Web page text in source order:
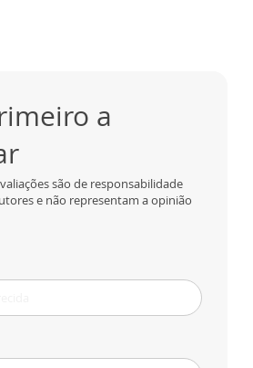
a
são de responsabilidade
e não representam a opinião